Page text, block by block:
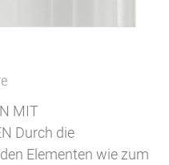
MIT
Durch die
Elementen wie zum